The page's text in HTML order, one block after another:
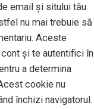
email și sitului tău
nu mai trebuie să
Aceste
și te autentifici în
a determina
cookie nu
închizi navigatorul.